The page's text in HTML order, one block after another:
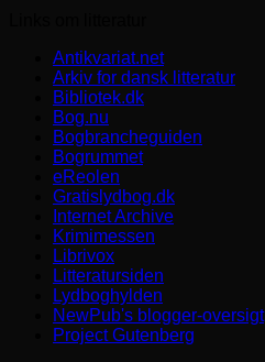
Antikvariat.net
Arkiv for dansk litteratur
Bibliotek.dk
Bog.nu
Bogbrancheguiden
Bogrummet
eReolen
Gratislydbog.dk
Internet Archive
Krimimessen
Librivox
Litteratursiden
Lydboghylden
NewPub's blogger-oversigt
Project Gutenberg